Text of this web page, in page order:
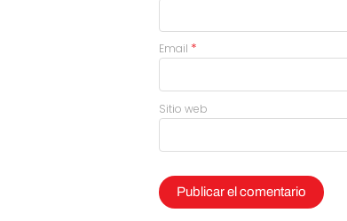
Email *
Sitio web